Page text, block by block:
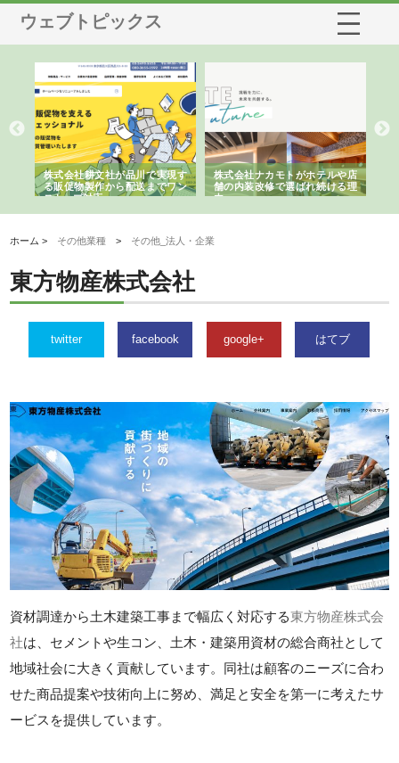
ウェブトピックス
株式会社耕文社が品川で実現す
る販促物製作から配送までワン
ストップ対応
株式会社ナカモトがホテルや店
舗の内装改修で選ばれ続ける理
由
ホーム > その他業種 > その他_法人・企業
東方物産株式会社
twitter facebook google+ はてブ
資材調達から土木建築工事まで幅広く対応する東方物産株式会
社は、セメントや生コン、土木・建築用資材の総合商社として
地域社会に大きく貢献しています。同社は顧客のニーズに合わ
せた商品提案や技術向上に努め、満足と安全を第一に考えたサ
ービスを提供しています。